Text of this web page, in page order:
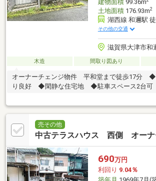
建物面積99.36m
土地面積176.93m2
湖西線 和邇駅
その他の交通
滋賀県大津市和
木造 間取り図あり
オーナーチェンジ物件 平和堂まで徒歩17分 ◆
り良好 ◆閑静な住宅地 ◆駐車スペース2台
売その他
中古テラスハウス 西側 オーナ
690万円
利回り 9.04％